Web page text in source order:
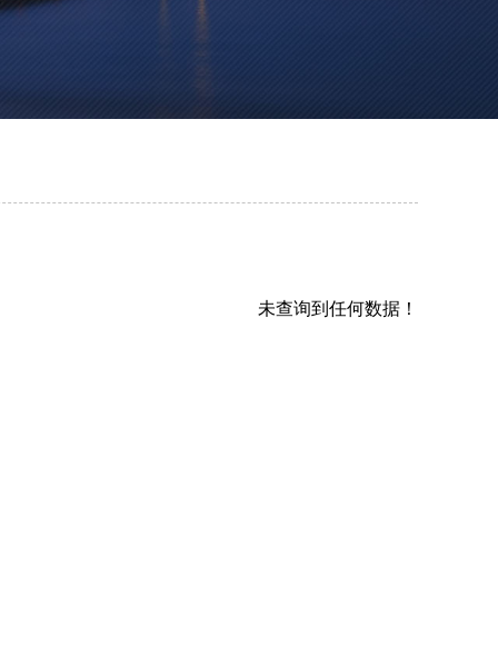
未查询到任何数据！